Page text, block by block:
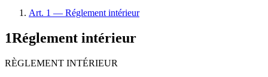
Art. 1 — Réglement intérieur
1Réglement intérieur
RÈGLEMENT INTÉRIEUR